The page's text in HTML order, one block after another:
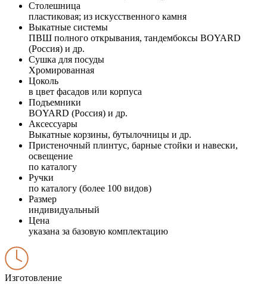
Столешница
пластиковая; из искусственного камня
Выкатные системы
ПВШ полного открывания, тандембоксы BOYARD
(Россия) и др.
Сушка для посуды
Хромированная
Цоколь
в цвет фасадов или корпуса
Подъемники
BOYARD (Россия) и др.
Аксессуары
Выкатные корзины, бутылочницы и др.
Пристеночный плинтус, барные стойки и навески,
освещение
по каталогу
Ручки
по каталогу (более 100 видов)
Размер
индивидуальный
Цена
указана за базовую комплектацию
Изготовление